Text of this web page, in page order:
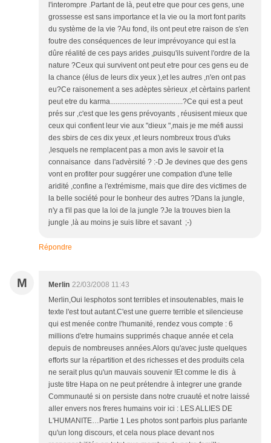
l'interompre .Partant de là, peut etre que pour ces gens, une
grossesse est sans importance et la vie ou la mort font parits
du système de la vie ?Au fond, ils ont peut etre raison de s'en
foutre des conséquences de leur imprévoyance qui est la
dûre réalité de ces pays arides ,puisqu'ils suivent l'ordre de la
nature ?Ceux qui survivent ont peut etre pour ces gens eu de
la chance (élus de leurs dix yeux ),et les autres ,n'en ont pas
eu?Ce raisonement a ses adèptes sèrieux ,et cèrtains parlent
peut etre du karma........................................?Ce qui est a peut
prés sur ,c'est que les gens prévoyants , réusisent mieux que
ceux qui confient leur vie aux "dieux ",mais je me méfi aussi
des sbirs de ces dix yeux ,et leurs nombreux trous d'uks
,lesquels ne remplacent pas a mon avis le savoir et la
connaisance dans l'advèrsité ? :-D Je devines que des gens
vont en profiter pour suggérer une compation d'une telle
aridité ,confine a l'extrémisme, mais que dire des victimes de
la belle société pour le bonheur des autres ?Dans la jungle,
n'y a t'il pas que la loi de la jungle ?Je la trouves bien la
jungle ,là au moins je suis libre et savant ;-)
Répondre
M Merlin 22/03/2008 11:43
Merlin,Oui lesphotos sont terribles et insoutenables, mais le
texte l'est tout autant.C'est une guerre terrible et silencieuse
qui est menée contre l'humanité, rendez vous compte : 6
millions d'etre humains supprimés chaque année et cela
depuis de nombreuses années.Alors qu'avec juste quelques
efforts sur la répartition et des richesses et des produits cela
ne serait plus qu'un mauvais souvenir !Et comme le dis à
juste titre Hapa on ne peut prétendre à integrer une grande
Communauté si on persiste dans notre cruauté et notre laissé
aller envers nos freres humains voir ici : LES ALLIES DE
L'HUMANITE…Partie 1 Les photos sont parfois plus parlante
qu'un long discours, et cela nous place devant nos